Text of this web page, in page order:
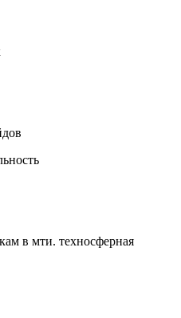
в мти. техносферная